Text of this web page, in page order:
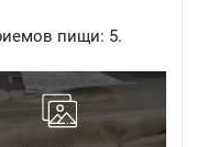
пищи: 5.